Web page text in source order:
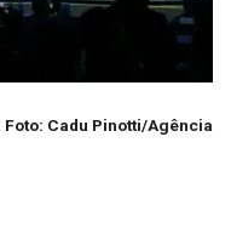
Foto: Cadu Pinotti/Agência